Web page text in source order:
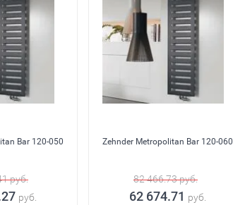
Bar 120-050
руб.
руб.
Zehnder Metropolitan Bar 120-060
82 466.73руб.
62 674.71 руб.